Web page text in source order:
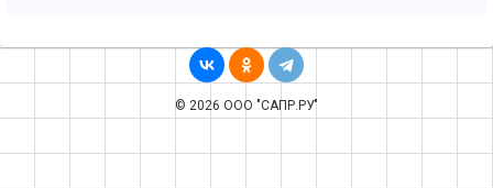
© 2026 ООО "САПР.РУ"